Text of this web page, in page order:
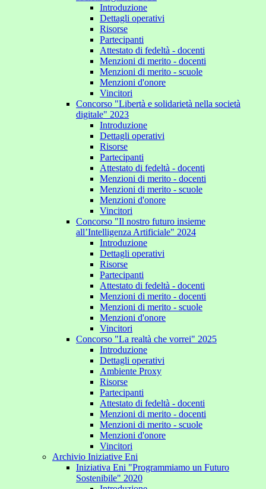
Introduzione
Dettagli operativi
Risorse
Partecipanti
Attestato di fedeltà - docenti
Menzioni di merito - docenti
Menzioni di merito - scuole
Menzioni d'onore
Vincitori
Concorso "Libertà e solidarietà nella società
digitale" 2023
Introduzione
Dettagli operativi
Risorse
Partecipanti
Attestato di fedeltà - docenti
Menzioni di merito - docenti
Menzioni di merito - scuole
Menzioni d'onore
Vincitori
Concorso "Il nostro futuro insieme
all’Intelligenza Artificiale" 2024
Introduzione
Dettagli operativi
Risorse
Partecipanti
Attestato di fedeltà - docenti
Menzioni di merito - docenti
Menzioni di merito - scuole
Menzioni d'onore
Vincitori
Concorso "La realtà che vorrei" 2025
Introduzione
Dettagli operativi
Ambiente Proxy
Risorse
Partecipanti
Attestato di fedeltà - docenti
Menzioni di merito - docenti
Menzioni di merito - scuole
Menzioni d'onore
Vincitori
Archivio Iniziative Eni
Iniziativa Eni "Programmiamo un Futuro
Sostenibile" 2020